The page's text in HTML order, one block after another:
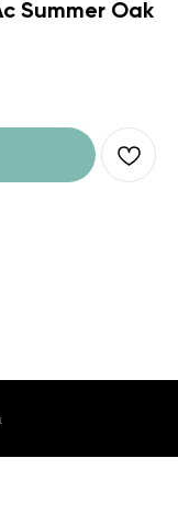
Summer Oak